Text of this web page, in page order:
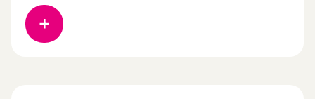
chronologique, les participants découvrent les
grands événements, les lieux, les artistes et les
compagnies